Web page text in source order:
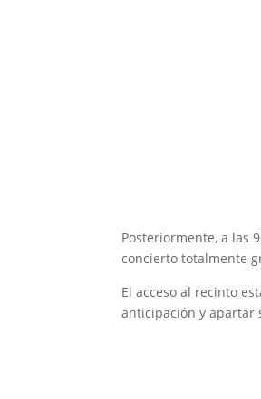
Posteriormente, a las
concierto totalmente
El acceso al recinto
anticipación y apartar